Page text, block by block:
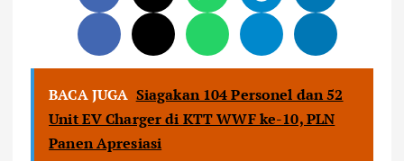
BACA JUGA Siagakan 104 Personel dan 52
Unit EV Charger di KTT WWF ke-10, PLN
Panen Apresiasi